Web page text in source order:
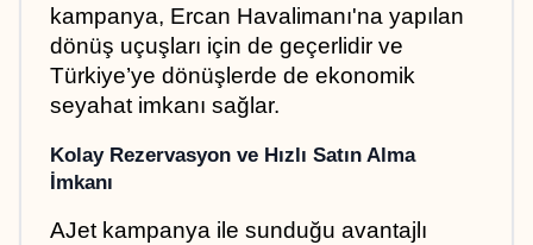
kampanya, Ercan Havalimanı'na yapılan
dönüş uçuşları için de geçerlidir ve
Türkiye’ye dönüşlerde de ekonomik
seyahat imkanı sağlar.
Kolay Rezervasyon ve Hızlı Satın Alma
İmkanı
AJet kampanya ile sunduğu avantajlı